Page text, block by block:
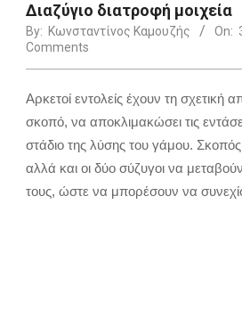
Διαζύγιο διατροφή μοιχεία
By: Κωνσταντίνος Καμουζής On:
Comments
Αρκετοί εντολείς έχουν τη σχετική
σκοπό, να αποκλιμακώσει τις
στάδιο της λύσης του γάμου.
αλλά και οι δύο σύζυγοι να
τους, ώστε να μπορέσουν να